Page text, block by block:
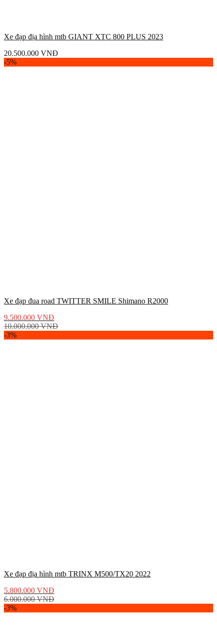
Xe đạp địa hình mtb GIANT XTC 800 PLUS 2023
20.500.000 VNĐ
-5%
Xe đạp đua road TWITTER SMILE Shimano R2000
9.500.000 VNĐ
10.000.000VNĐ
-3%
Xe đạp địa hình mtb TRINX M500/TX20 2022
5.800.000 VNĐ
6.000.000VNĐ
-3%